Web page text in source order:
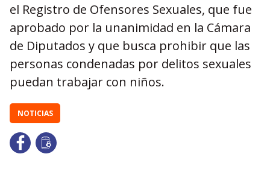
el Registro de Ofensores Sexuales, que fue
aprobado por la unanimidad en la Cámara
de Diputados y que busca prohibir que las
personas condenadas por delitos sexuales
puedan trabajar con niños.
NOTICIAS